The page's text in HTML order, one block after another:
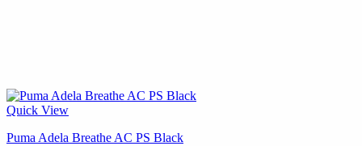
Quick View
Puma Adela Breathe AC PS Black